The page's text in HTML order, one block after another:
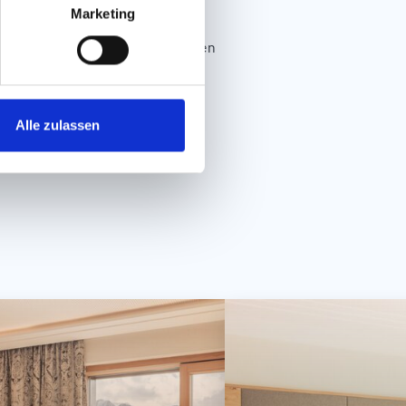
Marketing
Alle zulassen
graag! Stuur ons gewoon een
in Serfaus.